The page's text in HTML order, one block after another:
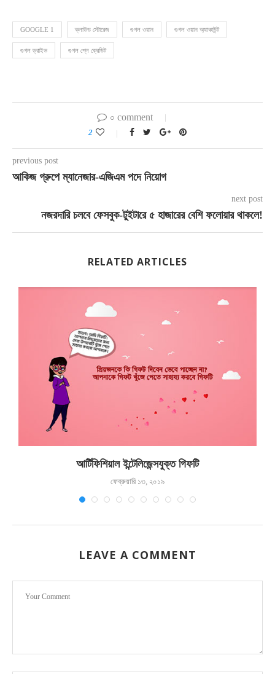
GOOGLE 1 ক্লাউড স্টোরেজ গুগল ওয়ান গুগল ওয়ান অ্যাকাউন্ট
গুগল ড্রাইভ গুগল প্লে ক্রেডিট
০ comment
2
previous post
আকিজ গ্রুপে ম্যানেজার-এজিএম পদে নিয়োগ
next post
নজরদারি চলবে ফেসবুক-টুইটারে ৫ হাজারের বেশি ফলোয়ার থাকলে!
RELATED ARTICLES
আর্টিফিশিয়াল ইন্টেলিজেন্সযুক্ত গিফটি
ফেব্রুয়ারি ১৩, ২০১৯
LEAVE A COMMENT